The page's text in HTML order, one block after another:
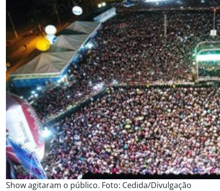
Show agitaram o público. Foto: Cedida/Divulgação